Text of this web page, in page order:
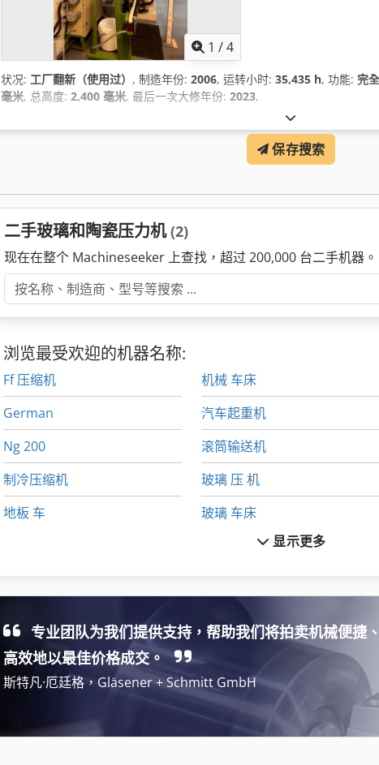
1 /4
状况: 工厂翻新（使用过） , 制造年份: 2006, 运转小时: 35,435 h, 功能: 完
毫米, 总高度: 2,400 毫米, 最后一次大修年份: 2023,
保存搜索
二手玻璃和陶瓷压力机(2)
现在在整个 Machineseeker 上查找，超过 200,000 台二手机器。
浏览最受欢迎的机器名称:
Ff 压缩机
German
Ng 200
制冷压缩机
地板 车
机械 压力 机
机械 车床
汽车起重机
滚筒输送机
玻璃 压 机
玻璃 车床
玻璃切割台 显示更多
专业团队为我们提供支持，帮助我们将拍卖机械便捷、
高效地以最佳价格成交。
斯特凡·厄廷格，Gläsener + Schmitt GmbH